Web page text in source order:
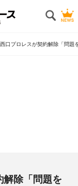
口プロレスが契約解除「問
除「問題を